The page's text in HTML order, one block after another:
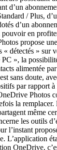
d’un
/ Plus,
d’un
pouvoir en
propose
« détectés » sur
», la
alimentée
sans doute,
par rapport
Photos
la remplacer.
même
les outils
l’instant
L’application
OneDrive,